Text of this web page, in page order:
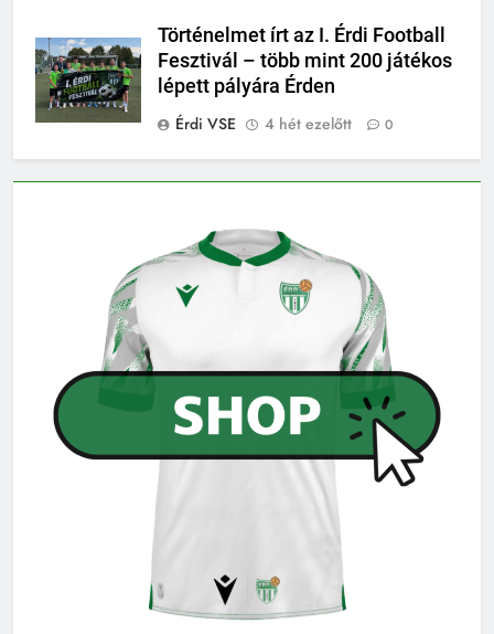
Történelmet írt az I. Érdi Football
Fesztivál – több mint 200 játékos
lépett pályára Érden
Érdi VSE
4 hét ezelőtt 0